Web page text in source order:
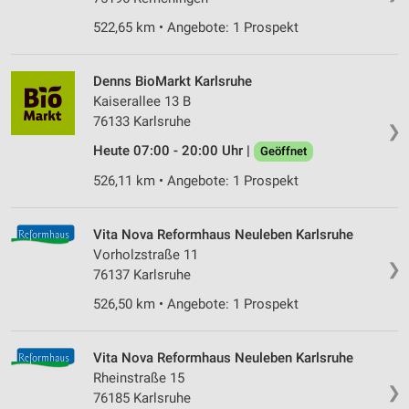
522,65 km • Angebote: 1 Prospekt
❯
Denns BioMarkt Karlsruhe
Kaiserallee 13 B
76133 Karlsruhe
Heute 07:00 - 20:00 Uhr |
Geöffnet
526,11 km • Angebote: 1 Prospekt
❯
Vita Nova Reformhaus Neuleben Karlsruhe
Vorholzstraße 11
76137 Karlsruhe
526,50 km • Angebote: 1 Prospekt
❯
Vita Nova Reformhaus Neuleben Karlsruhe
Rheinstraße 15
76185 Karlsruhe
Verwendung von Profilen zur Auswahl
Messung der Werbeleistung
Messung der Performance von Inhalten
Analyse von Zielgruppen durch Statistiken oder
Kombinationen von Daten aus verschiedenen
Entwicklung und Verbesserung der Angebote
Verwendung reduzierter Daten zur Auswahl von
IAB-Besonderheiten:
Geräte anhand von aktiv angeforderten
Informationen identifizieren